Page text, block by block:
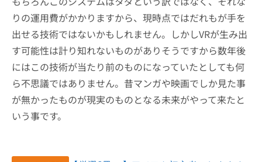
りの運用費がかかりますから、現時点ではだれもが手を
出せる技術ではないかもしれません。しかしVRが生み出
す可能性は計り知れないものがありそうですから数年後
にはこの技術が当たり前のものになっていたとしても何
ら不思議ではありません。昔マンガや映画でしか見た事
が無かったものが現実のものとなる未来がやって来たと
いう事です。